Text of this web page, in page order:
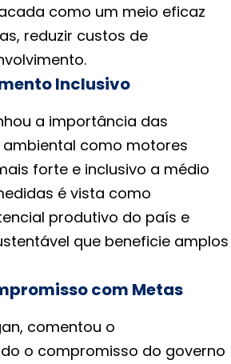
como um meio eficaz
reduzir custos de
Inclusivo
a importância das
como motores
forte e inclusivo a médio
é vista como
produtivo do país e
que beneficie amplos
com Metas
comentou o
o compromisso do governo